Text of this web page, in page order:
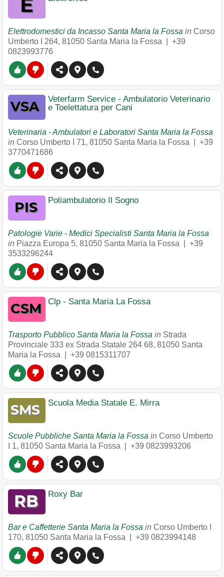
Elettrodomestici da Incasso Santa Maria la Fossa in Corso
Umberto I 264, 81050 Santa Maria la Fossa
+39
0823993776
Veterfarm Service - Ambulatorio Veterinario
e Toelettatura per Cani
Veterinaria - Ambulatori e Laboratori Santa Maria la Fossa
in Corso Umberto I 71, 81050 Santa Maria la Fossa
+39
3770471686
Poliambulatorio Il Sogno
Patologie Varie - Medici Specialisti Santa Maria la Fossa
in Piazza Europa 5, 81050 Santa Maria la Fossa
+39
3533296244
Clp - Santa Maria La Fossa
Trasporto Pubblico Santa Maria la Fossa in Strada
Provinciale 333 ex Strada Statale 264 68, 81050 Santa
Maria la Fossa
+39 0815311707
Scuola Media Statale E. Mirra
Scuole Pubbliche Santa Maria la Fossa in Corso Umberto
I 1, 81050 Santa Maria la Fossa +39 0823993206
Roxy Bar
Bar e Caffetterie Santa Maria la Fossa in Corso Umberto I
170, 81050 Santa Maria la Fossa +39 0823994148